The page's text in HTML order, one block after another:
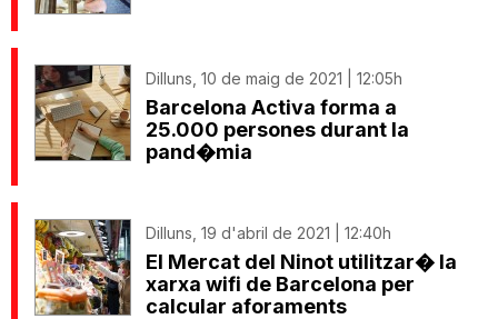
Dilluns, 10 de maig de 2021 | 12:05h
Barcelona Activa forma a
25.000 persones durant la
pand�mia
Dilluns, 19 d'abril de 2021 | 12:40h
El Mercat del Ninot utilitzar� la
xarxa wifi de Barcelona per
calcular aforaments